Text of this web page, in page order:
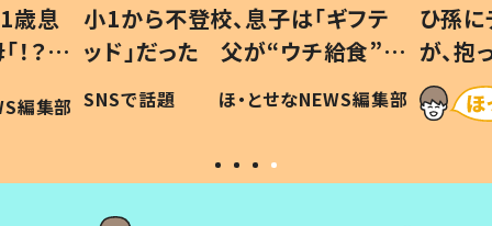
歳息
？」
編集部
小1から不登校、息子は「ギフテ
ッド」だった 父が“ウチ給食”を
作り続ける理由とは #令和の親
#令和の子
SNSで話題 ほ・とせなNEWS編集部
ひ孫
が、
「涙が
い」